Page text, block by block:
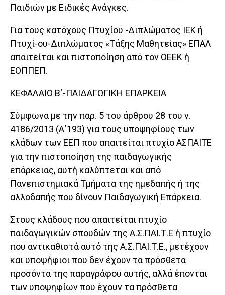
Παιδιών με Ειδικές Ανάγκες.
Για τους κατόχους Πτυχίου -Διπλώματος ΙΕΚ ή
Πτυχί-ου-Διπλώματος «Τάξης Μαθητείας» ΕΠΑΛ
απαιτείται και πιστοποίηση από τον ΟΕΕΚ ή
ΕΟΠΠΕΠ.
ΚΕΦΑΛΑΙΟ Β΄-ΠΑΙΔΑΓΩΓΙΚΗ ΕΠΑΡΚΕΙΑ
Σύμφωνα με την παρ. 5 του άρθρου 28 του ν.
4186/2013 (Α΄193) για τους υποψηφίους των
κλάδων των ΕΕΠ που απαιτείται πτυχίο ΑΣΠΑΙΤΕ
για την πιστοποίηση της παιδαγωγικής
επάρκειας, αυτή καλύπτεται και από
Πανεπιστημιακά Τμήματα της ημεδαπής ή της
αλλοδαπής που δίνουν Παιδαγωγική Επάρκεια.
Στους κλάδους που απαιτείται πτυχίο
παιδαγωγικών σπουδών της Α.Σ.ΠΑΙ.Τ.Ε ή πτυχίο
που αντικαθιστά αυτό της Α.Σ.ΠΑΙ.Τ.Ε., μετέχουν
και υποψήφιοι που δεν έχουν τα πρόσθετα
προσόντα της παραγράφου αυτής, αλλά έπονται
των υποψηφίων που έχουν τα πρόσθετα